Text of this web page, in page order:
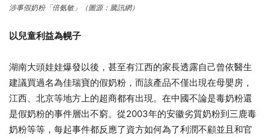
涉事假奶粉「倍氨敏」（圖源：騰訊網）
以兒童利益為幌子
湖南大頭娃娃爆發以後，甚至有江西的家長透露自己曾依醫生
建議買過名為佳瑞寶的假奶粉，而該產品不僅出現在母嬰房，
江西、北京等地方上的超商都有出現。在中國不論是毒奶粉還
是假奶粉的事件層出不窮。從2003年的安徽劣質奶粉到三鹿毒
奶粉等等，每起事件都反應了資方如何為了利潤不顧並且和官